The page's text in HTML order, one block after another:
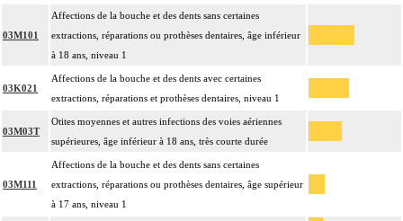
03M101
Affections de la bouche et des dents sans certaines
extractions, réparations ou prothèses dentaires, âge inférieur
à 18 ans, niveau 1
03K021
Affections de la bouche et des dents avec certaines
extractions, réparations et prothèses dentaires, niveau 1
03M03T
Otites moyennes et autres infections des voies aériennes
supérieures, âge inférieur à 18 ans, très courte durée
03M111
Affections de la bouche et des dents sans certaines
extractions, réparations ou prothèses dentaires, âge supérieur
à 17 ans, niveau 1